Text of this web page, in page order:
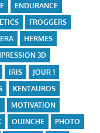
ENDURANCE
FROGGERS
HERMES
3D
IRIS
JOUR 1
KENTAUROS
MOTIVATION
OUINCHE
PHOTO